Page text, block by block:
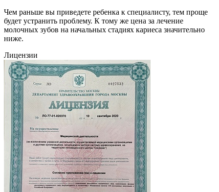
Чем раньше вы приведете ребенка к специалисту, тем проще
будет устранить проблему. К тому же цена за лечение
молочных зубов на начальных стадиях кариеса значительно
ниже.
Лицензии